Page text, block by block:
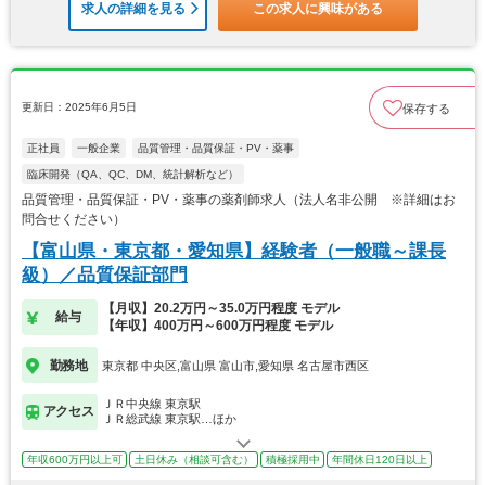
求人の詳細を見る この求人に興味がある
更新日：2025年6月5日 保存する
正社員 一般企業 品質管理・品質保証・PV・薬事
臨床開発（QA、QC、DM、統計解析など）
品質管理・品質保証・PV・薬事の薬剤師求人（法人名非公開 ※詳細はお
問合せください）
【富山県・東京都・愛知県】経験者（一般職～課長
級）／品質保証部門
給与
【月収】20.2万円～35.0万円程度 モデル
【年収】400万円～600万円程度 モデル
勤務地 東京都 中央区,富山県 富山市,愛知県 名古屋市西区
アクセス
ＪＲ中央線 東京駅
ＪＲ総武線 東京駅…ほか
年収600万円以上可 土日休み（相談可含む） 積極採用中 年間休日120日以上